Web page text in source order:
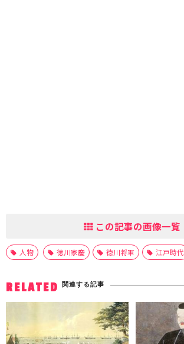
この記事の画像一覧
人物 徳川家慶 徳川将軍 江戸時代
RELATED 関連する記事